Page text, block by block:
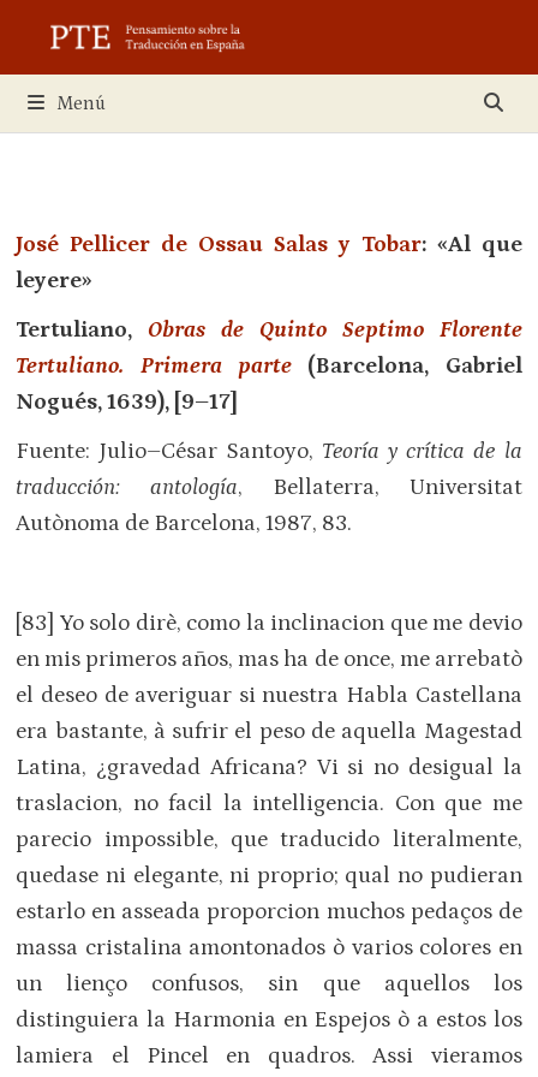
contenido
Menú
José Pellicer de Ossau Salas y Tobar: «Al que
leyere»
Tertuliano,Obras de Quinto Septimo Florente
Tertuliano. Primera parte
(Barcelona, Gabriel
Nogués, 1639), [9–17]
Fuente: Julio–César Santoyo, Teoría y crítica de la
traducción: antología, Bellaterra, Universitat
Autònoma de Barcelona, 1987, 83.
[83] Yo solo dirè, como la inclinacion que me devio
en mis primeros años, mas ha de once, me arrebatò
el deseo de averiguar si nuestra Habla Castellana
era bastante, à sufrir el peso de aquella Magestad
Latina, ¿gravedad Africana? Vi si no desigual la
traslacion, no facil la intelligencia. Con que me
parecio impossible, que traducido literalmente,
quedase ni elegante, ni proprio; qual no pudieran
estarlo en asseada proporcion muchos pedaços de
massa cristalina amontonados ò varios colores en
un lienço confusos, sin que aquellos los
distinguiera la Harmonia en Espejos ò a estos los
lamiera el Pincel en quadros. Assi vieramos